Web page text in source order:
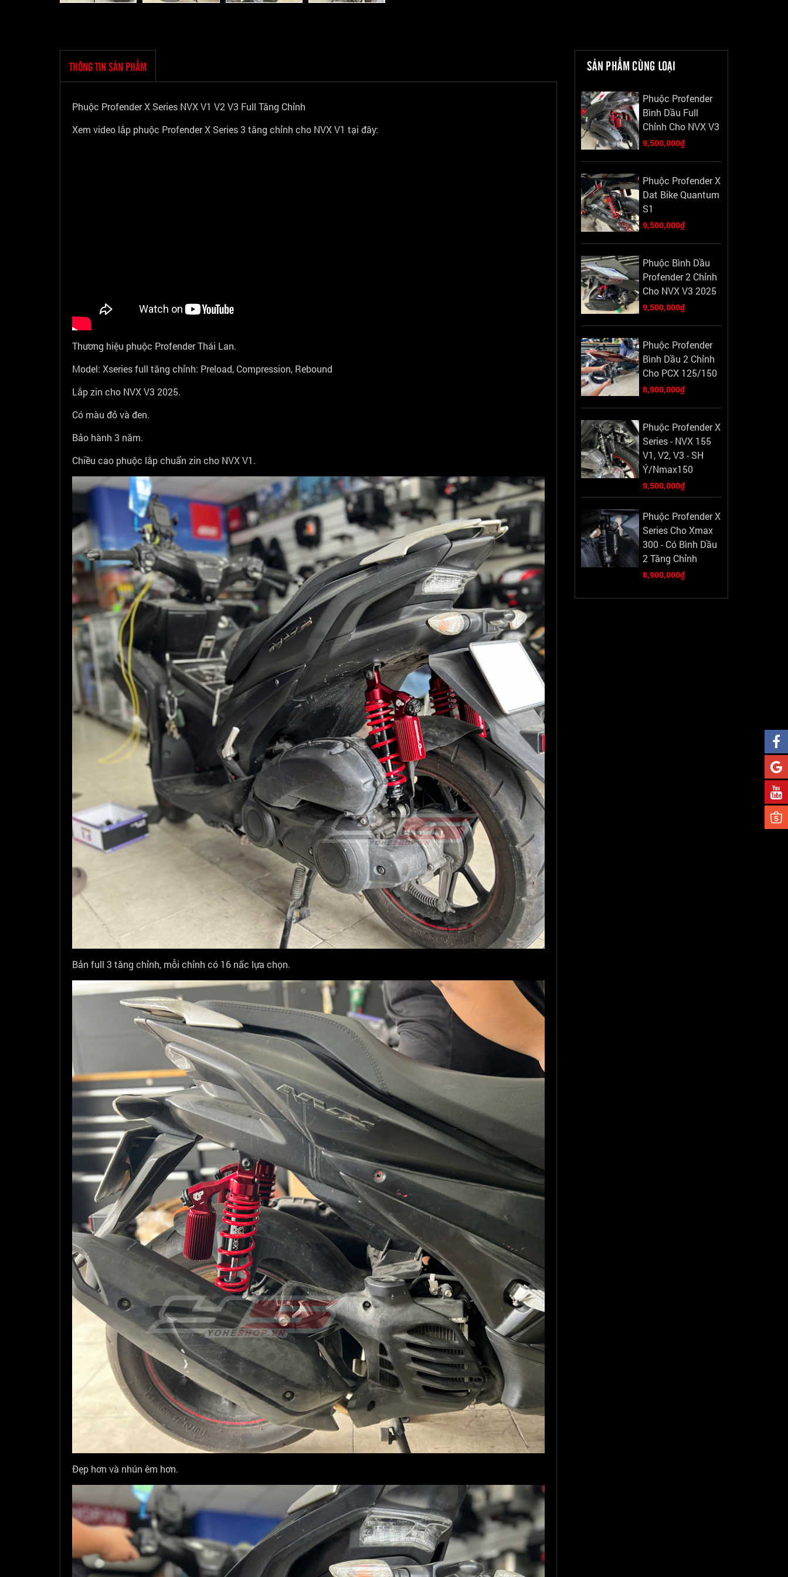
THÔNG TIN SẢN PHẨM
Phuộc Profender X Series NVX V1 V2 V3 Full Tăng Chỉnh
Xem video lắp phuộc Profender X Series 3 tăng chỉnh cho NVX V1 tại đây:
Thương hiệu phuộc Profender Thái Lan.
Model: Xseries full tăng chỉnh: Preload, Compression, Rebound
Lắp zin cho NVX V3 2025.
Có màu đỏ và đen.
Bảo hành 3 năm.
Chiều cao phuộc lắp chuẩn zin cho NVX V1.
Bản full 3 tăng chỉnh, mỗi chỉnh có 16 nấc lựa chọn.
Đẹp hơn và nhún êm hơn.
SẢN PHẨM CÙNG LOẠI
Phuộc Profender
Bình Dầu Full
Chỉnh Cho NVX V3
9,500,000₫
Phuộc Profender X
Dat Bike Quantum
S1
9,500,000₫
Phuộc Bình Dầu
Profender 2 Chỉnh
Cho NVX V3 2025
9,500,000₫
Phuộc Profender
Bình Dầu 2 Chỉnh
Cho PCX 125/150
8,900,000₫
Phuộc Profender X
Series - NVX 155
V1, V2, V3 - SH
Ý/Nmax150
9,500,000₫
Phuộc Profender X
Series Cho Xmax
300 - Có Bình Dầu
2 Tăng Chỉnh
8,900,000₫